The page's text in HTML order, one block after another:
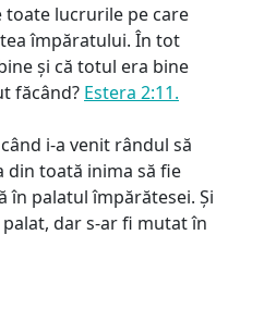
toate lucrurile pe care
împăratului. În tot
și că totul era bine
făcând? Estera 2:11.
i-a venit rândul să
din toată inima să fie
în palatul împărătesei. Și
dar s-ar fi mutat în